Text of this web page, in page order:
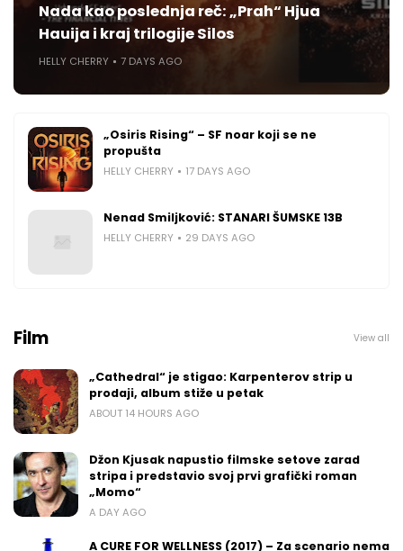
Nada kao poslednja reč: „Prah“ Hjua
Hauija i kraj trilogije Silos
HELLY CHERRY 7 DAYS AGO
„Osiris Rising“ – SF noar koji se ne
propušta
HELLY CHERRY 17 DAYS AGO
Nenad Smiljković: STANARI ŠUMSKE 13B
HELLY CHERRY 29 DAYS AGO
Film View all
„Cathedral“ je stigao: Karpenterov strip u
prodaji, album stiže u petak
ABOUT 14 HOURS AGO
Džon Kjusak napustio filmske setove zarad
stripa i predstavio svoj prvi grafički roman
„Momo“
A DAY AGO
A CURE FOR WELLNESS (2017) – Za scenario nema